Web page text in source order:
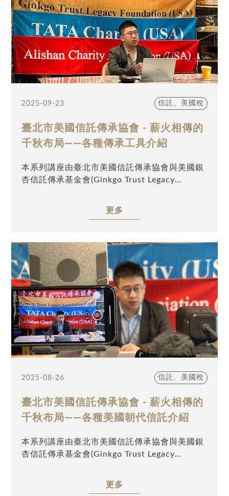
課程大綱：
1. 華人常用美國指示型信託（Directed Trust）
的定義與應用現況
2. 美國信託與台灣信託的法律架構與課稅差異
3. 美國信託與一般離岸小島信託之本質區別
4. 如何透過美國信託降低台灣CFC與全球CRS通
5. 美國離岸信託的適用對象、美國稅負與揭露及
6. 美國可撤銷信託的適用對象、美國稅負與揭露
及設立實務操作
露及設立實務操作
8. 華人常設小島信託（維京群島、澤西、香港、
2025-09-23 信託、美國稅
臺北市美國信託傳承協會 - 薪火相傳的
千秋布局——各種傳承工具介紹
本系列講座由臺北市美國信託傳承協會與美國銀
杏信託傳承基金會(Ginkgo Trust Legacy
TATA Charity (USA)協辦，邀請到安致勤資集團
助理副總裁李博容(Timmy Lee)，以「薪火相傳
剖析高資產家族在面對傳承大計時該如何挑選適
合的財富規劃工具來布局百年大業。感謝業界先
進與高資產家庭踴躍參與，一同掌握跨境財稅規
劃最新趨勢。
更多
2025-08-26 信託、美國稅
臺北市美國信託傳承協會 - 薪火相傳的
千秋布局——各種美國朝代信託介紹
本系列講座由臺北市美國信託傳承協會與美國銀
杏信託傳承基金會(Ginkgo Trust Legacy
TATA Charity (USA)協辦，邀請到安致勤資集團
助理副總裁李博容(Timmy Lee)，以「薪火相傳
更多